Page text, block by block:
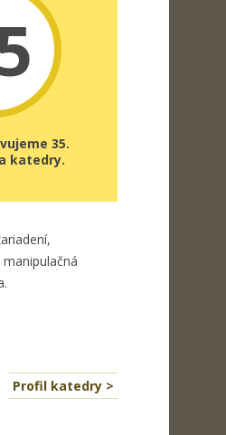
35.
katedry.
Profil katedry >